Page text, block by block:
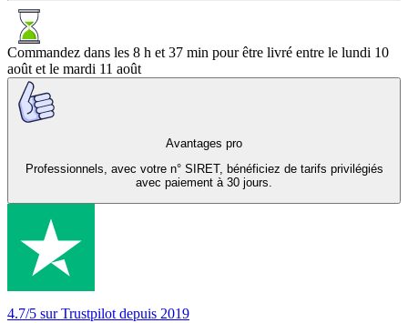
Commandez dans les 8 h et 37 min pour être livré entre le lundi 10
aoûtet le mardi 11 août
Avantages pro
Professionnels, avec votre n° SIRET, bénéficiez de tarifs privilégiés
avec paiement à 30 jours.
4.7/5 sur Trustpilot depuis 2019